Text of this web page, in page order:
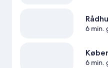
6 min.
6 min.